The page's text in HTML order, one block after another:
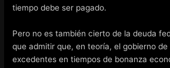
tiempo debe ser pagado.
Pero no es también cierto de la deuda
que admitir que, en teoría, el gobierno de
excedentes en tiempos de bonanza